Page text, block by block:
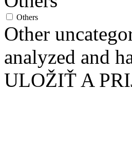
Others
Other
analyzed and
ULOŽIŤ A